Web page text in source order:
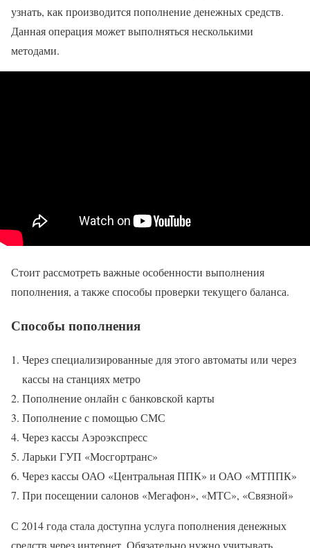
узнать, как производится пополнение денежных средств.
Данная операция может выполняться несколькими
методами.
Стоит рассмотреть важные особенности выполнения
пополнения, а также способы проверки текущего баланса.
Способы пополнения
Через специализированные для этого автоматы или через
кассы на станциях метро
Пополнение онлайн с банковской карты
Пополнение с помощью СМС
Через кассы Аэроэкспресс
Ларьки ГУП «Мосгортранс»
Через кассы ОАО «Центральная ППК» и ОАО «МТППК»
При посещении салонов «Мегафон», «МТС», «Связной»
С 2014 года стала доступна услуга пополнения денежных
средств через интернет. Обязательно нужно учитывать